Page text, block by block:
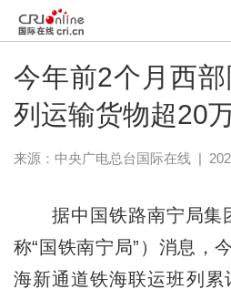
今年前2个月西
列运输货物超20
来源：中央广电总台国际在线|
据中国铁路南宁局集
称“国铁南宁局”）消息，
海新通道铁海联运班列累